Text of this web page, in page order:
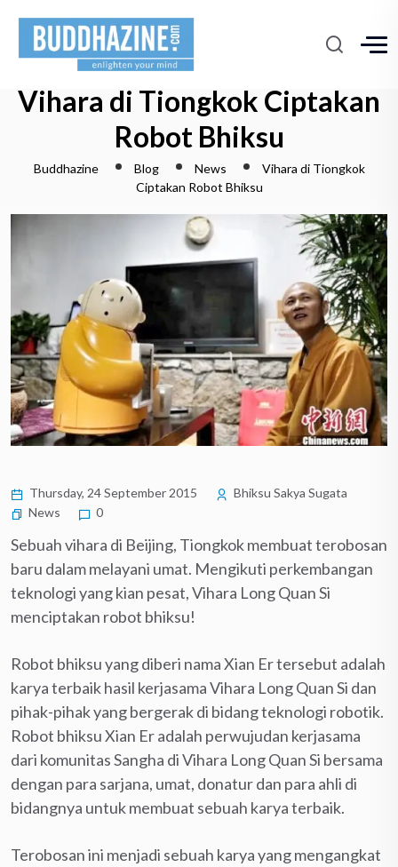
Vihara di Tiongkok Ciptakan
Robot Bhiksu
Buddhazine Blog News
Vihara di Tiongkok
Ciptakan Robot Bhiksu
Thursday, 24 September 2015
Bhiksu Sakya Sugata
News
0
Sebuah vihara di Beijing, Tiongkok membuat terobosan
baru dalam melayani umat. Mengikuti perkembangan
teknologi yang kian pesat, Vihara Long Quan Si
menciptakan robot bhiksu!
Robot bhiksu yang diberi nama Xian Er tersebut adalah
karya terbaik hasil kerjasama Vihara Long Quan Si dan
pihak-pihak yang bergerak di bidang teknologi robotik.
Robot bhiksu Xian Er adalah perwujudan kerjasama
dari komunitas Sangha di Vihara Long Quan Si bersama
dengan para sarjana, umat, donatur dan para ahli di
bidangnya untuk membuat sebuah karya terbaik.
Terobosan ini menjadi sebuah karya yang mengangkat